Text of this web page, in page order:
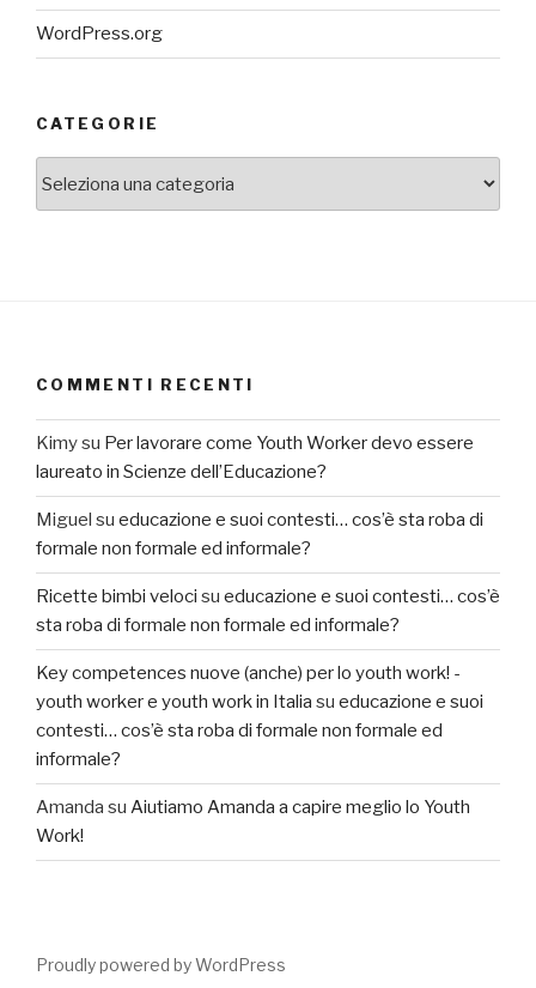
WordPress.org
CATEGORIE
COMMENTI RECENTI
Kimysu Per lavorare come Youth Worker devo essere
laureato in Scienze dell’Educazione?
Miguel su educazione e suoi contesti… cos’è sta roba di
formale non formale ed informale?
Ricette bimbi veloci su educazione e suoi contesti… cos’è
sta roba di formale non formale ed informale?
Key competences nuove (anche) per lo youth work! -
youth worker e youth work in Italia su educazione e suoi
contesti… cos’è sta roba di formale non formale ed
informale?
Amanda su Aiutiamo Amanda a capire meglio lo Youth
Work!
Proudly powered by WordPress